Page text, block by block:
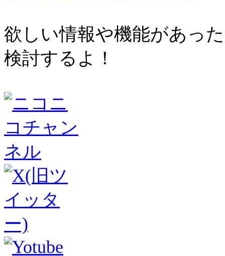
欲しい情報や機能があっ
検討するよ！